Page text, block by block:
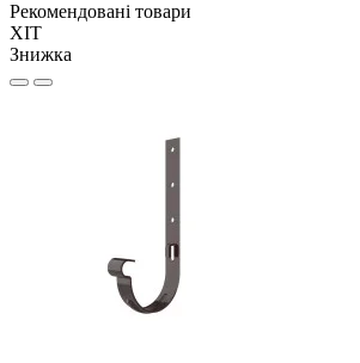
Рекомендовані товари
ХІТ
Знижка